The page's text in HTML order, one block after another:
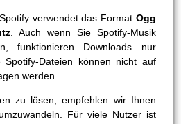
verwendet das Format Ogg
. Auch wenn Sie Spotify-Musik
funktionieren Downloads nur
Dateien können nicht auf
werden.
zu lösen, empfehlen wir Ihnen
Für viele Nutzer ist